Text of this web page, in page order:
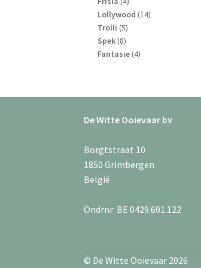
producten
Lollywood 1414
Trolli 55
producten
Spek 88
producten
Fantasie 44
De Witte Ooievaar bv
Borgtstraat 10
1850 Grimbergen
België
Ondrnr: BE 0429.601.122
© De Witte Ooievaar 2026